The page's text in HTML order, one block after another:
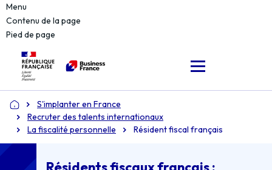
Menu
Contenu de la page
Pied de page
Accueil
S'implanter en France
Recruter des talents internationaux
La fiscalité personnelle
Résident fiscal français